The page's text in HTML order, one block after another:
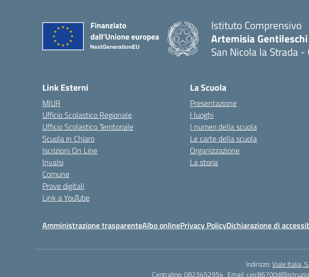
Istituto Comprensivo
Artemisia Gentileschi
San Nicola la Strada -
Link Esterni
MIUR
Ufficio Scolastico Regionale
Ufficio Scolastico Territoriale
Scuola in Chiaro
Iscrizioni On Line
Invalsi
Comune
Prove digitali
Link a YouTube
La Scuola
Presentazione
I luoghi
I numeri della scuola
Le carte della scuola
Organizzazione
La storia
Amministrazione trasparenteAlbo onlinePrivacy PolicyDichiarazione di
Indirizzo:Viale Italia,
Centralino:0823452954 Email: